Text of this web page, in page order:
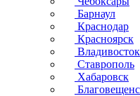
Барнаул
Краснодар
Красноярск
Владивосток
Ставрополь
Хабаровск